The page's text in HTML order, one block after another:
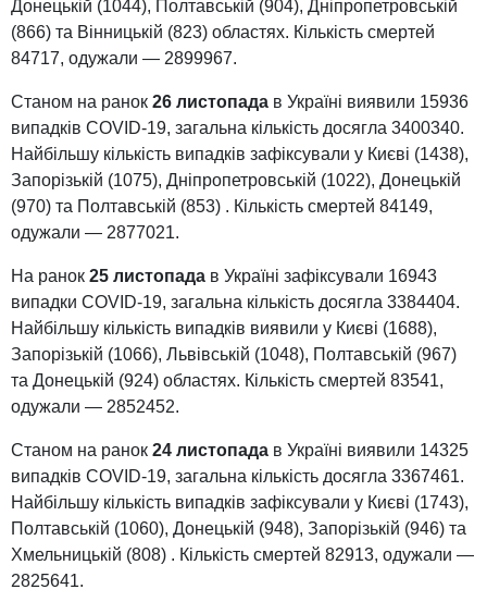
Донецькій (1044), Полтавській (904), Дніпропетровській
(866) та Вінницькій (823) областях. Кількість смертей
84717, одужали — 2899967.
Станом на ранок 26 листопада в Україні виявили 15936
випадків COVID-19, загальна кількість досягла 3400340.
Найбільшу кількість випадків зафіксували у Києві (1438),
Запорізькій (1075), Дніпропетровській (1022), Донецькій
(970) та Полтавській (853) . Кількість смертей 84149,
одужали — 2877021.
На ранок 25 листопада в Україні зафіксували 16943
випадки COVID-19, загальна кількість досягла 3384404.
Найбільшу кількість випадків виявили у Києві (1688),
Запорізькій (1066), Львівській (1048), Полтавській (967)
та Донецькій (924) областях. Кількість смертей 83541,
одужали — 2852452.
Станом на ранок 24 листопада в Україні виявили 14325
випадків COVID-19, загальна кількість досягла 3367461.
Найбільшу кількість випадків зафіксували у Києві (1743),
Полтавській (1060), Донецькій (948), Запорізькій (946) та
Хмельницькій (808) . Кількість смертей 82913, одужали —
2825641.